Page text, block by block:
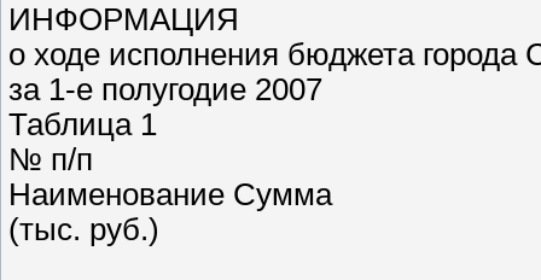
ИНФОРМАЦИЯ
о ходе исполнения бюджета города
за 1-е полугодие 2007
Таблица 1
№ п/п
Наименование Сумма
(тыс. руб.)